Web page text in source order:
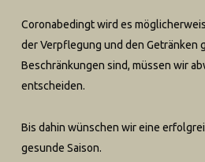
Coronabedingt wird es
der Verpflegung und den Getränken
Beschränkungen sind, müssen wir
entscheiden.
Bis dahin wünschen wir eine
gesunde Saison.